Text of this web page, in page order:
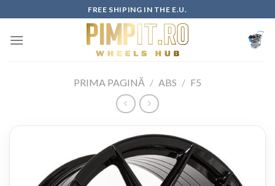
to
content
FREE SHIPING IN THE E.U.
PRIMA PAGINĂ / ABS / F5